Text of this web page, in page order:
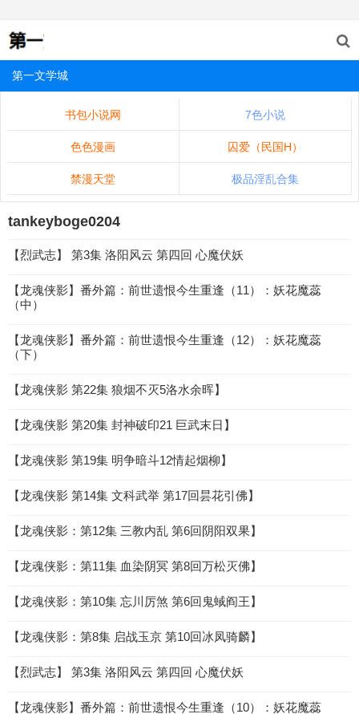
第一文学城
书包小说网 7色小说
色色漫画 囚爱（民国H）
禁漫天堂 极品淫乱合集
tankeyboge0204
【烈武志】 第3集 洛阳风云 第四回 心魔伏妖
【龙魂侠影】番外篇：前世遗恨今生重逢（11）：妖花魔蕊
（中）
【龙魂侠影】番外篇：前世遗恨今生重逢（12）：妖花魔蕊
（下）
【龙魂侠影 第22集 狼烟不灭5洛水余晖】
【龙魂侠影 第20集 封神破印21 巨武末日】
【龙魂侠影 第19集 明争暗斗12情起烟柳】
【龙魂侠影 第14集 文科武举 第17回昙花引佛】
【龙魂侠影：第12集 三教内乱 第6回阴阳双果】
【龙魂侠影：第11集 血染阴冥 第8回万松灭佛】
【龙魂侠影：第10集 忘川厉煞 第6回鬼蜮阎王】
【龙魂侠影：第8集 启战玉京 第10回冰凤骑麟】
【烈武志】 第3集 洛阳风云 第四回 心魔伏妖
【龙魂侠影】番外篇：前世遗恨今生重逢（10）：妖花魔蕊